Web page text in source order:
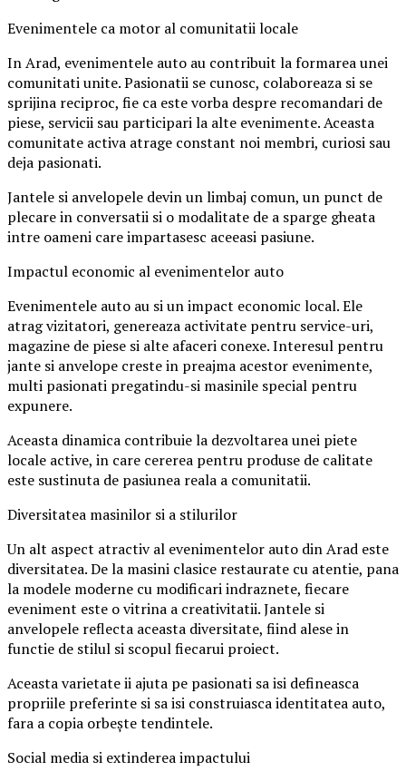
Evenimentele ca motor al comunitatii locale
In Arad, evenimentele auto au contribuit la formarea unei
comunitati unite. Pasionatii se cunosc, colaboreaza si se
sprijina reciproc, fie ca este vorba despre recomandari de
piese, servicii sau participari la alte evenimente. Aceasta
comunitate activa atrage constant noi membri, curiosi sau
deja pasionati.
Jantele si anvelopele devin un limbaj comun, un punct de
plecare in conversatii si o modalitate de a sparge gheata
intre oameni care impartasesc aceeasi pasiune.
Impactul economic al evenimentelor auto
Evenimentele auto au si un impact economic local. Ele
atrag vizitatori, genereaza activitate pentru service-uri,
magazine de piese si alte afaceri conexe. Interesul pentru
jante si anvelope creste in preajma acestor evenimente,
multi pasionati pregatindu-si masinile special pentru
expunere.
Aceasta dinamica contribuie la dezvoltarea unei piete
locale active, in care cererea pentru produse de calitate
este sustinuta de pasiunea reala a comunitatii.
Diversitatea masinilor si a stilurilor
Un alt aspect atractiv al evenimentelor auto din Arad este
diversitatea. De la masini clasice restaurate cu atentie, pana
la modele moderne cu modificari indraznete, fiecare
eveniment este o vitrina a creativitatii. Jantele si
anvelopele reflecta aceasta diversitate, fiind alese in
functie de stilul si scopul fiecarui proiect.
Aceasta varietate ii ajuta pe pasionati sa isi defineasca
propriile preferinte si sa isi construiasca identitatea auto,
fara a copia orbește tendintele.
Social media si extinderea impactului